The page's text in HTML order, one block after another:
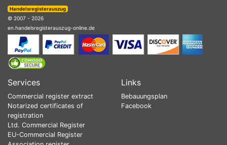
Handelsregisterauszug
© 2007 - 2026
en.handelsregisterauszug-online.de
Services
Commercial register extract
Notarized certificates of
registration
Ltd. Commercial Register
EU-Commercial Register
Links
Bebauungsplan
Facebook